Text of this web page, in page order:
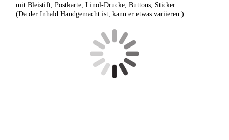
mit Bleistift, Postkarte, Linol-Drucke, Buttons, Sticker.
(Da der Inhald Handgemacht ist, kann er etwas variieren.)